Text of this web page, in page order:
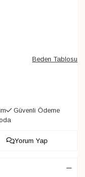
Beden Tablosu
Güvenli Ödeme
Yorum Yap